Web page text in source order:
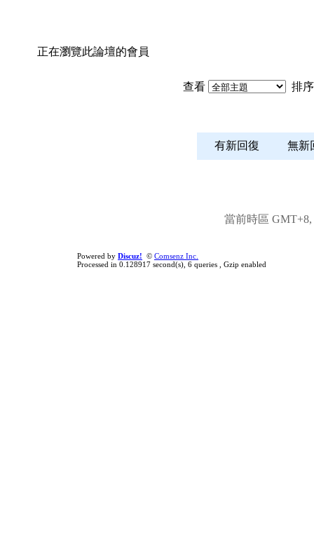
正在瀏覽此論壇的會員
查看 排
有新回復 無
當前時區 GMT+8,
Powered by Discuz! © Comsenz Inc.
Processed in 0.128917 second(s), 6 queries , Gzip enabled